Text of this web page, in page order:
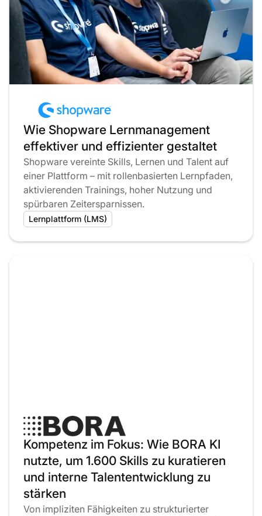
Wie Shopware Lernmanagement
effektiver und effizienter gestaltet
Shopware vereinte Skills, Lernen und Talent auf
einer Plattform – mit rollenbasierten Lernpfaden,
aktivierenden Trainings, hoher Nutzung und
spürbaren Zeitersparnissen.
Lernplattform (LMS)
Kompetenz im Fokus: Wie BORA KI
nutzte, um 1.600 Skills zu kuratieren
und interne Talententwicklung zu
stärken
Von impliziten Fähigkeiten zu strukturierter